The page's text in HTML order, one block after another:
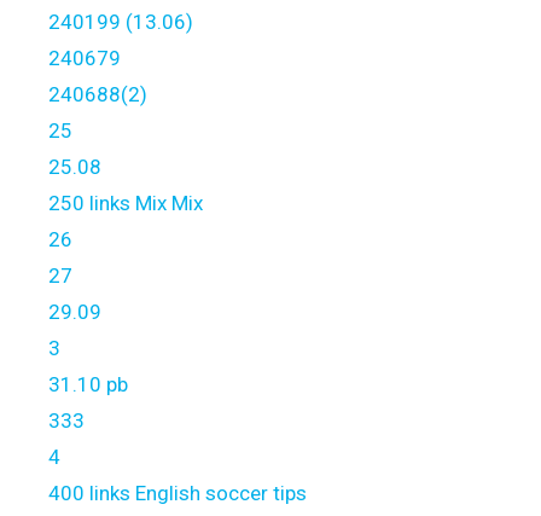
240199 (13.06)
240679
240688(2)
25
25.08
250 links Mix Mix
26
27
29.09
3
31.10 pb
333
4
400 links English soccer tips